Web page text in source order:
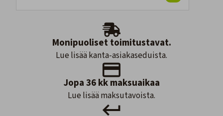
Monipuoliset toimitustavat.
Lue lisää kanta-asiakaseduista.
Jopa 36 kk maksuaikaa
Lue lisää maksutavoista.